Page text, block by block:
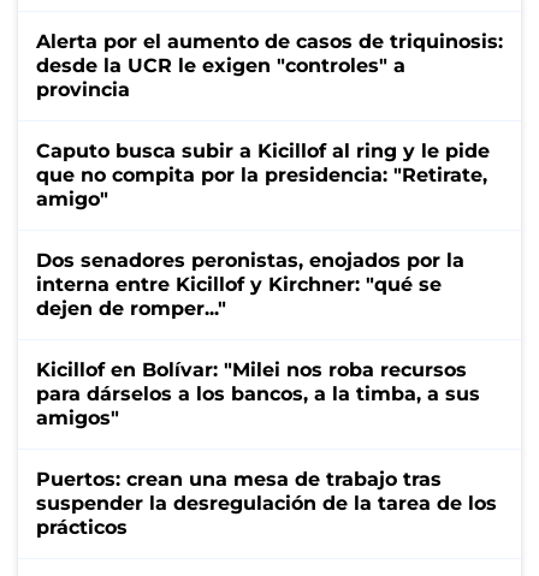
Alerta por el aumento de casos de triquinosis:
desde la UCR le exigen "controles" a
provincia
Caputo busca subir a Kicillof al ring y le pide
que no compita por la presidencia: "Retirate,
amigo"
Dos senadores peronistas, enojados por la
interna entre Kicillof y Kirchner: "qué se
dejen de romper..."
Kicillof en Bolívar: "Milei nos roba recursos
para dárselos a los bancos, a la timba, a sus
amigos"
Puertos: crean una mesa de trabajo tras
suspender la desregulación de la tarea de los
prácticos